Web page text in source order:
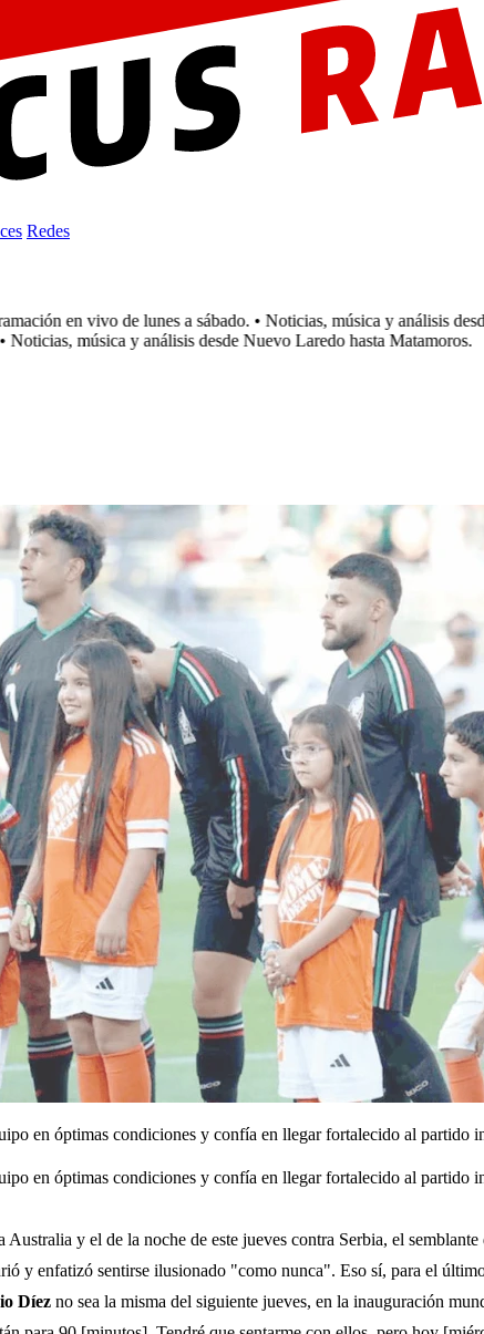
Redes
en vivo de lunes a sábado. • Noticias, música y análisis desde
música y análisis desde Nuevo Laredo hasta Matamoros.
en óptimas condiciones y confía en llegar fortalecido al partido
en óptimas condiciones y confía en llegar fortalecido al partido
y el de la noche de este jueves contra Serbia, el semblante
y enfatizó sentirse ilusionado "como nunca". Eso sí, para el
Díez no sea la misma del siguiente jueves, en la inauguración